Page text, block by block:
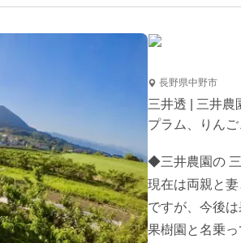
長野県中野市
三井透 | 三井農
プラム、りん
◆三井農園の 三
現在は両親と
ですが、今後
果樹園と名乗